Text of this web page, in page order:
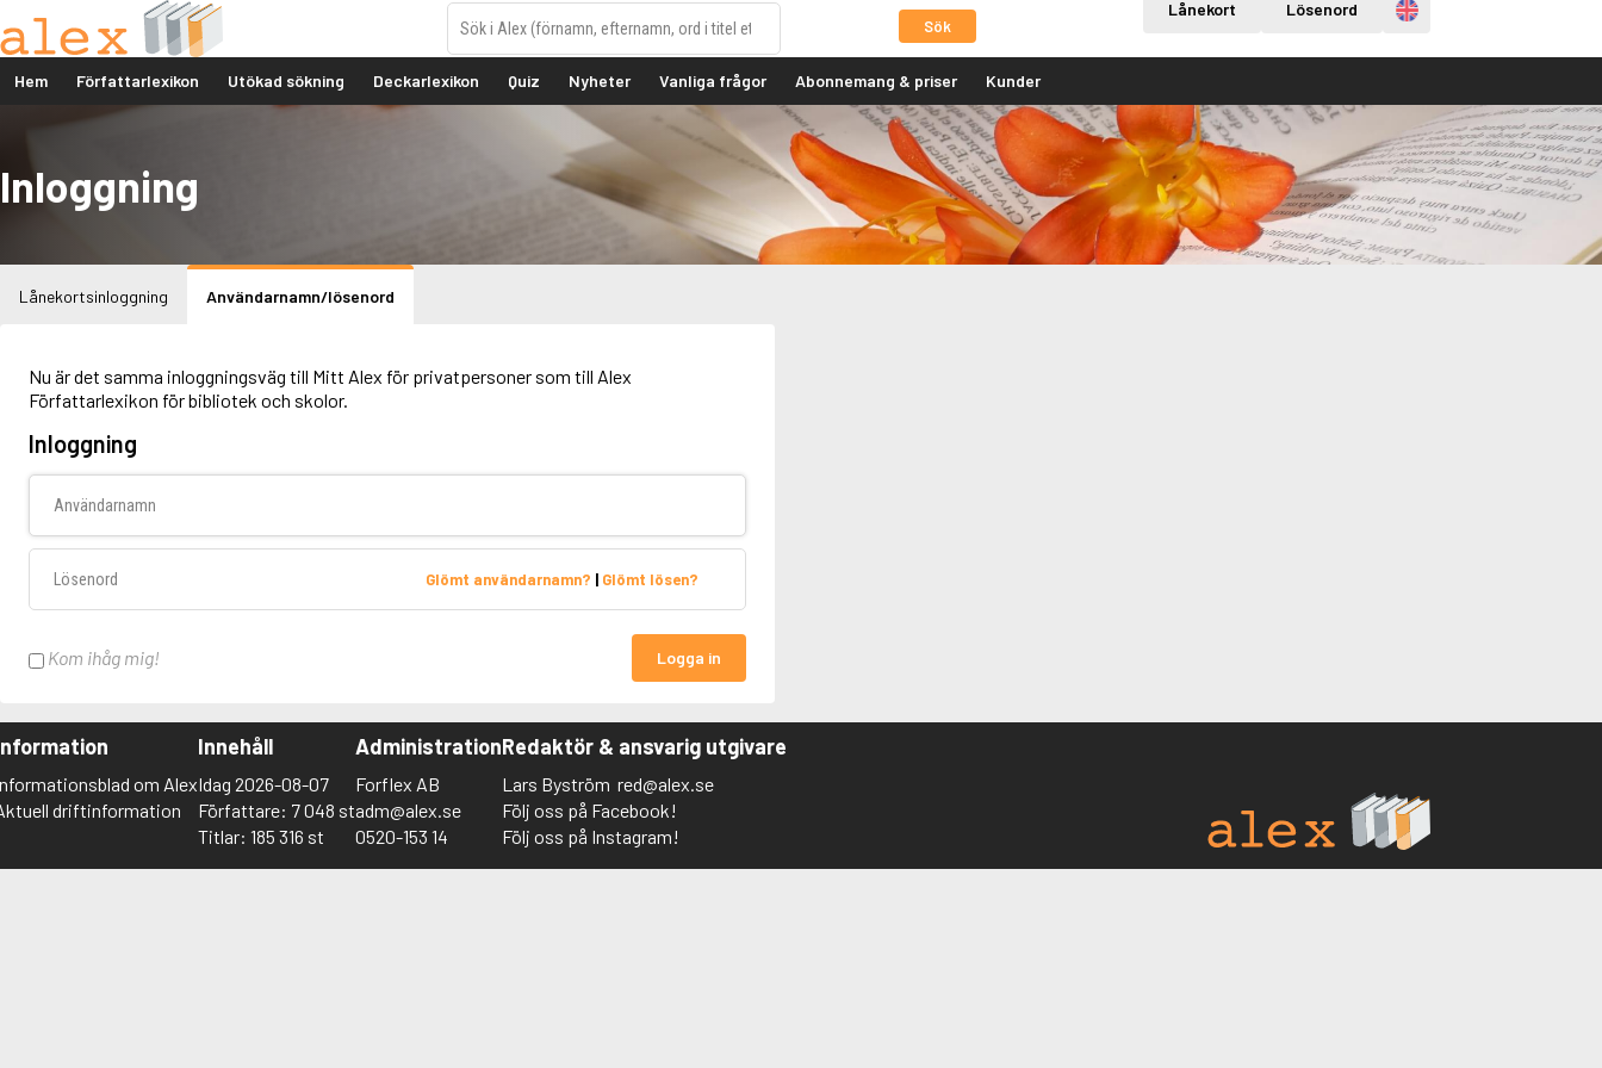
Sök
Lånekort Lösenord Engelska
Hem Författarlexikon Utökad sökning Deckarlexikon Quiz Nyheter Vanliga frågor Abonnemang & priser Kunder
Inloggning
Lånekortsinloggning Användarnamn/lösenord
Nu är det samma inloggningsväg till Mitt Alex för privatpersoner som till Alex
Författarlexikon för bibliotek och skolor.
Inloggning
Glömt användarnamn? | Glömt lösen?
Kom ihåg mig! Logga in
om Alex
driftinformation
Innehåll
Idag 2026-08-07
Författare: 7 048 st
Titlar: 185 316 st
Administration
Forflex AB
adm@alex.se
0520-153 14
Redaktör & ansvarig utgivare
Lars Byström red@alex.se
Följ oss på Facebook!
Följ oss på Instagram!